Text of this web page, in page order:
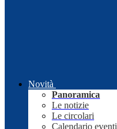
Novità
Panoramica
Le notizie
Le circolari
Calendario eventi